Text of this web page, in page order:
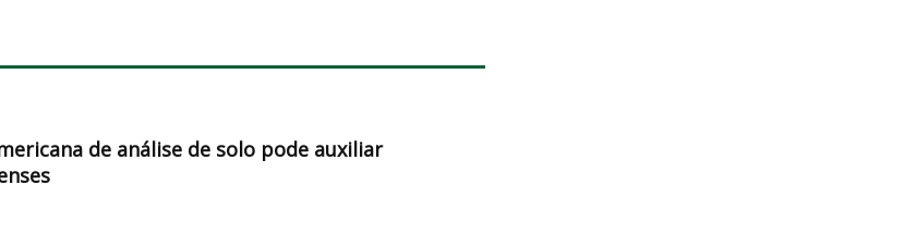
de análise de solo pode auxiliar